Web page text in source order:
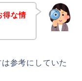
得な情
参考にしていた